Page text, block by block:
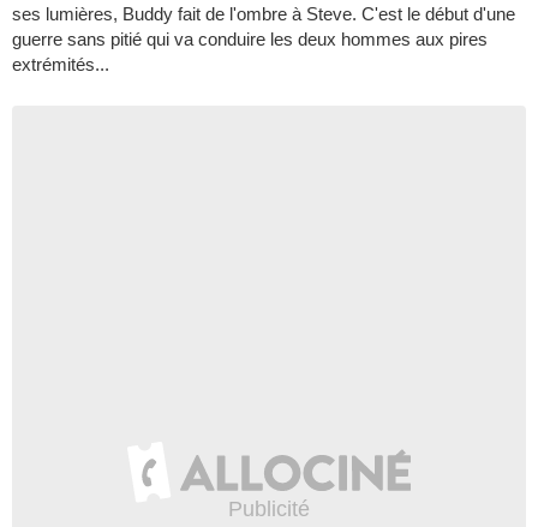
ses lumières, Buddy fait de l'ombre à Steve. C'est le début d'une
guerre sans pitié qui va conduire les deux hommes aux pires
extrémités...